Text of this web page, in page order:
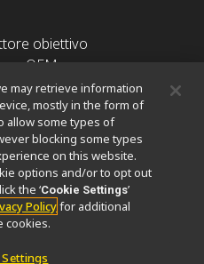
obiettivo
OEM
may retrieve information
mostly in the form of
allow some types of
blocking some types
on this website.
options and/or to opt out
the ‘Cookie Settings’
Policyfor additional
cookies.
Settings